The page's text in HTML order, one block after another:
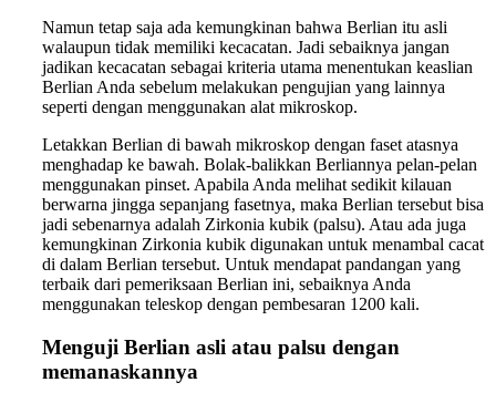
Namun tetap saja ada kemungkinan bahwa Berlian itu asli
walaupun tidak memiliki kecacatan. Jadi sebaiknya jangan
jadikan kecacatan sebagai kriteria utama menentukan keaslian
Berlian Anda sebelum melakukan pengujian yang lainnya
seperti dengan menggunakan alat mikroskop.
Letakkan Berlian di bawah mikroskop dengan faset atasnya
menghadap ke bawah. Bolak-balikkan Berliannya pelan-pelan
menggunakan pinset. Apabila Anda melihat sedikit kilauan
berwarna jingga sepanjang fasetnya, maka Berlian tersebut bisa
jadi sebenarnya adalah Zirkonia kubik (palsu). Atau ada juga
kemungkinan Zirkonia kubik digunakan untuk menambal cacat
di dalam Berlian tersebut. Untuk mendapat pandangan yang
terbaik dari pemeriksaan Berlian ini, sebaiknya Anda
menggunakan teleskop dengan pembesaran 1200 kali.
Menguji Berlian asli atau palsu dengan
memanaskannya